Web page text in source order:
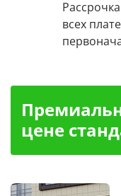
всех
цене